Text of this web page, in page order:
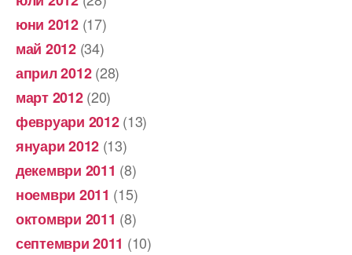
юни 2012(17)
май 2012(34)
април 2012(28)
март 2012(20)
февруари 2012(13)
януари 2012 (13)
декември 2011 (8)
ноември 2011 (15)
октомври 2011 (8)
септември 2011 (10)